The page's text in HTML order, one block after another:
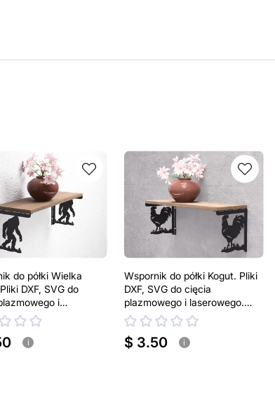
do półki Wielka
DXF, SVG do
i
Uchwyt do półki
i
Wspornik do półki Kogut. Pliki
DXF, SVG do cięcia
plazmowego i laserowego.
Uchwyt do półki
$ 3.50 i